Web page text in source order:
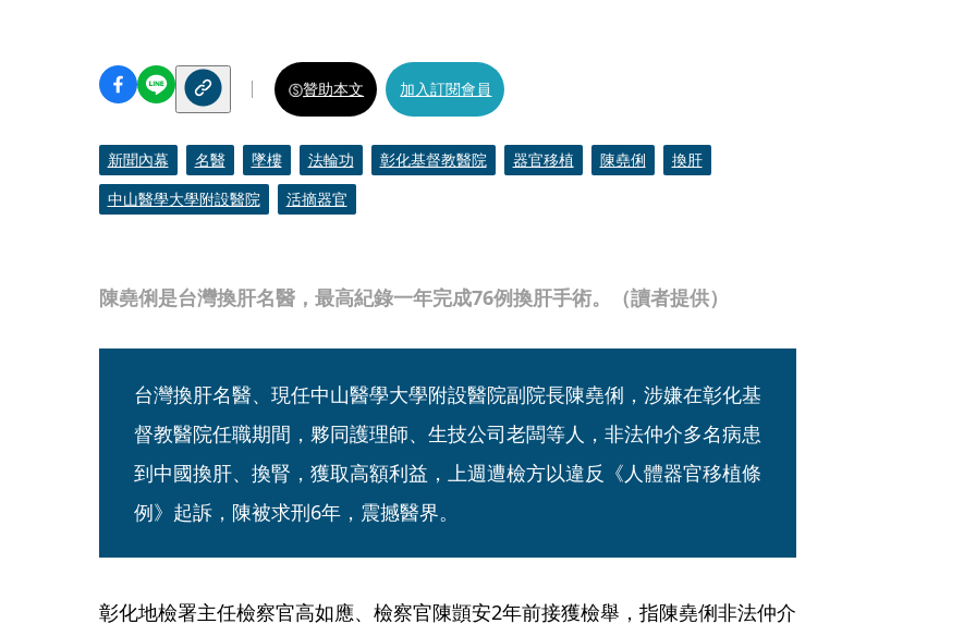
陳堯俐是台灣換肝名醫，最高紀錄一年完成76例換肝手術。（讀者提供）
贊助本文 加入訂閱會員
新聞內幕 名醫 墜樓 法輪功 彰化基督教醫院 器官移植 陳堯俐
換肝
中山醫學大學附設醫院
活摘器官
台灣換肝名醫、現任中山醫學大學附設醫院副院長陳堯俐，涉嫌在彰化基
督教醫院任職期間，夥同護理師、生技公司老闆等人，非法仲介多名病患
到中國換肝、換腎，獲取高額利益，上週遭檢方以違反《人體器官移植條
例》起訴，陳被求刑6年，震撼醫界。
彰化地檢署主任檢察官高如應、檢察官陳顗安2年前接獲檢舉，指陳堯俐非法仲介